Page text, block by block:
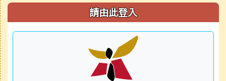
右邊區域內容 請由此登入